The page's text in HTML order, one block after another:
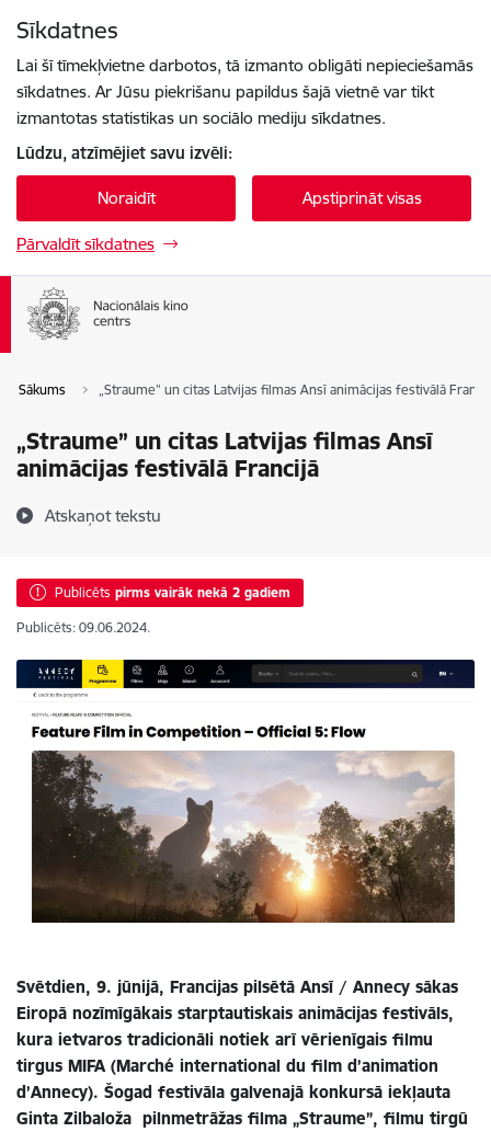
Sīkdatnes
Lai šī tīmekļvietne darbotos, tā izmanto obligāti nepieciešamās
sīkdatnes. Ar Jūsu piekrišanu papildus šajā vietnē var tikt
izmantotas statistikas un sociālo mediju sīkdatnes.
Lūdzu, atzīmējiet savu izvēli:
Noraidīt Apstiprināt visas
Pārvaldīt sīkdatnes
Sākums „Straume” un citas Latvijas filmas Ansī animācijas festivālā
„Straume” un citas Latvijas filmas Ansī
animācijas festivālā Francijā
Atskaņot tekstu
Publicēts pirms vairāk nekā 2 gadiem
Publicēts: 09.06.2024.
Svētdien, 9. jūnijā, Francijas pilsētā Ansī / Annecy sākas
Eiropā nozīmīgākais starptautiskais animācijas festivāls,
kura ietvaros tradicionāli notiek arī vērienīgais filmu
tirgus MIFA (Marché international du film d’animation
d’Annecy). Šogad festivāla galvenajā konkursā iekļauta
Ginta Zilbaloža pilnmetrāžas filma „Straume”, filmu tirgū